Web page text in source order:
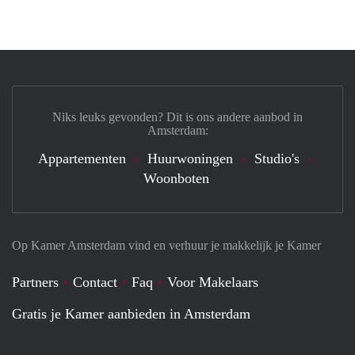
Op Kamer Amsterdam vind en verhuur je makkelijk je Kamer
Partners Contact Faq
Voor Makelaars
Gratis je Kamer aanbieden in Amsterdam
Niks leuks gevonden? Dit is ons andere aanbod in
Amsterdam:
Appartementen Huurwoningen
Studio's
Woonboten